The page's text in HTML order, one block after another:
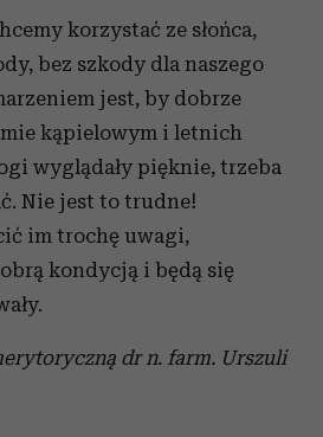
korzystać ze słońca,
bez szkody dla naszego
jest, by dobrze
kąpielowym i letnich
wyglądały pięknie, trzeba
Nie jest to trudne!
im trochę uwagi,
kondycją i będą się
dr n. farm. Urszuli